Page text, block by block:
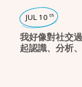
JUL 10 th
我好像對社交
起認識、分析